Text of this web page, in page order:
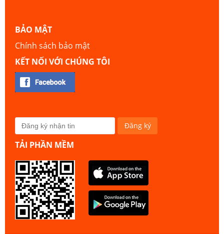
BẢO MẬT
Chính sách bảo mật
KẾT NỐI VỚI CHÚNG TÔI
TẢI PHẦN MỀM